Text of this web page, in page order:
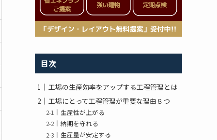
目次
工場の生産効率をアップする工程管理とは
工場にとって工程管理が重要な理由８つ
生産性が上がる
納期を守れる
生産量が安定する